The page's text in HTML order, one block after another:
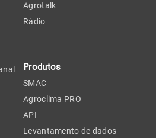
Agrotalk
Rádio
Produtos
SMAC
Agroclima PRO
API
Levantamento de dados